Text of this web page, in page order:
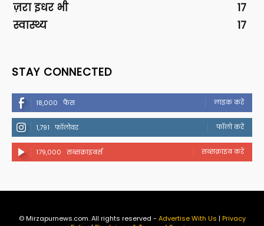
ज़रा इधर भी
17
स्वास्थ्य
17
STAY CONNECTED
18,000 फैंस लाइक करें
1,791 फॉलोवर फॉलो करें
179,000 सब्सक्राइबर्स सब्सक्राइब करें
© Mirzapurnews.com. All rights reserved - Advertise With Us | Privacy